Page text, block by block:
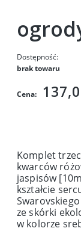
Dostępność:
brak towaru
Cena:
Komplet
kwarców
jaspisów
kształcie
ze skórki
w kolorze